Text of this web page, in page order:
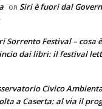
on Siri è fuori dal
Sorrento Festival – cosa è
dai libri: il festival
Civico
a Caserta: al via il